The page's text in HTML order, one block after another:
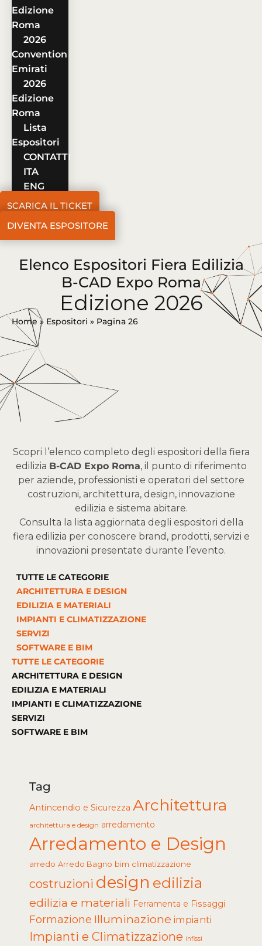
Edizione
Roma
2026
Convention
Emirati
2026
Edizione
Roma
Lista
Espositori
CONTATTI
ITA
ENG
SCARICA IL TICKET
DIVENTA ESPOSITORE
Elenco Espositori Fiera Edilizia
B-CAD Expo Roma
Edizione 2026
Home» Espositori » Pagina 26
Scopri l’elenco completo degli espositori della fiera
edilizia B-CAD Expo Roma, il punto di riferimento
per aziende, professionisti e operatori del settore
costruzioni, architettura, design, innovazione
edilizia e sistema abitare.
Consulta la lista aggiornata degli espositori della
fiera edilizia per conoscere brand, prodotti, servizi e
innovazioni presentate durante l’evento.
TUTTE LE CATEGORIE
ARCHITETTURA E DESIGN
EDILIZIA E MATERIALI
IMPIANTI E CLIMATIZZAZIONE
SERVIZI
SOFTWARE E BIM
TUTTE LE CATEGORIE
ARCHITETTURA E DESIGN
EDILIZIA E MATERIALI
IMPIANTI E CLIMATIZZAZIONE
SERVIZI
SOFTWARE E BIM
Tag
Antincendio e Sicurezza Architettura
architettura e design arredamento
Arredamento e Design
arredo Arredo Bagno bim climatizzazione
costruzioni design edilizia
edilizia e materiali Ferramenta e Fissaggi
Formazione Illuminazione impianti
Impianti e Climatizzazione infissi